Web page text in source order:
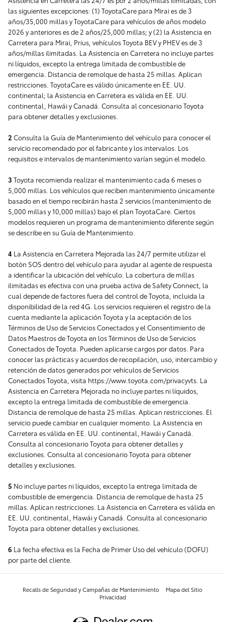
las siguientes excepciones: (1) ToyotaCare para Mirai es de 3
años/35,000 millas y ToyotaCare para vehículos de años modelo
2026 y anteriores es de 2 años/25,000 millas; y (2) la Asistencia en
Carretera para Mirai, Prius, vehículos Toyota BEV y PHEV es de 3
años/millas ilimitadas. La Asistencia en Carretera no incluye partes
ni líquidos, excepto la entrega limitada de combustible de
emergencia. Distancia de remolque de hasta 25 millas. Aplican
restricciones. ToyotaCare es válido únicamente en EE. UU.
continental; la Asistencia en Carretera es válida en EE. UU.
continental, Hawái y Canadá. Consulta al concesionario Toyota
para obtener detalles y exclusiones.
2 Consulta la Guía de Mantenimiento del vehículo para conocer el
servicio recomendado por el fabricante y los intervalos. Los
requisitos e intervalos de mantenimiento varían según el modelo.
3 Toyota recomienda realizar el mantenimiento cada 6 meses o
5,000 millas. Los vehículos que reciben mantenimiento únicamente
basado en el tiempo recibirán hasta 2 servicios (mantenimiento de
5,000 millas y 10,000 millas) bajo el plan ToyotaCare. Ciertos
modelos requieren un programa de mantenimiento diferente según
se describe en su Guía de Mantenimiento.
4 La Asistencia en Carretera Mejorada las 24/7 permite utilizar el
botón SOS dentro del vehículo para ayudar al agente de respuesta
a identificar la ubicación del vehículo. La cobertura de millas
ilimitadas es efectiva con una prueba activa de Safety Connect, la
cual depende de factores fuera del control de Toyota, incluida la
disponibilidad de la red 4G. Los servicios requieren el registro de la
cuenta mediante la aplicación Toyota y la aceptación de los
Términos de Uso de Servicios Conectados y el Consentimiento de
Datos Maestros de Toyota en los Términos de Uso de Servicios
Conectados de Toyota. Pueden aplicarse cargos por datos. Para
conocer las prácticas y acuerdos de recopilación, uso, intercambio y
retención de datos generados por vehículos de Servicios
Conectados Toyota, visita https://www.toyota.com/privacyvts. La
Asistencia en Carretera Mejorada no incluye partes ni líquidos,
excepto la entrega limitada de combustible de emergencia.
Distancia de remolque de hasta 25 millas. Aplican restricciones. El
servicio puede cambiar en cualquier momento. La Asistencia en
Carretera es válida en EE. UU. continental, Hawái y Canadá.
Consulta al concesionario Toyota para obtener detalles y
exclusiones. Consulta al concesionario Toyota para obtener
detalles y exclusiones.
5 No incluye partes ni líquidos, excepto la entrega limitada de
combustible de emergencia. Distancia de remolque de hasta 25
millas. Aplican restricciones. La Asistencia en Carretera es válida en
EE. UU. continental, Hawái y Canadá. Consulta al concesionario
Toyota para obtener detalles y exclusiones.
6 La fecha efectiva es la Fecha de Primer Uso del vehículo (DOFU)
por parte del cliente.
Recalls de Seguridad y Campañas de Mantenimiento
Mapa del Sitio
Privacidad